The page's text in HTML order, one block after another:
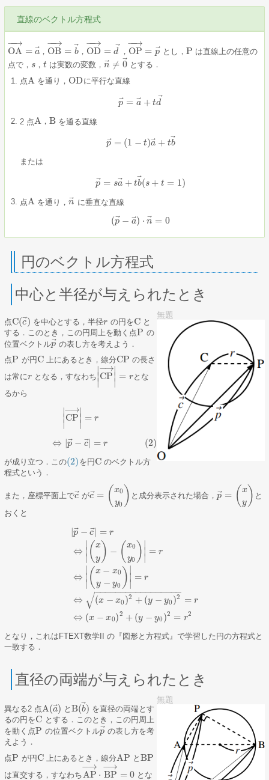
直線のベクトル方程式
OA
−→
−
= a
OA→=a→， OB
−→
−
= b
OB→= b→
， OD
−→
−
= d
OD→=d→ ， OP
−→
−
= p⃗
OP→= p→とし， P
P は直線上の任意の
点で， s ， t
s ， t は実数の変数，n⃗ ≠ 0⃗
n→≠ 0→とする．
点A
A を通り， OD
OD に平行な直線
p = a⃗ + td
p→= a→+ td→
2 点A ， B
A， B を通る直線
p⃗ = (1 − t)a + tb⃗
p →=( 1 −t) a→+ tb→
または
p = sa⃗ + tb⃗
(s + t = 1 )
p→ =s a→+tb→(s + t=1 )
点A
A を通り，n
n→に垂直な直線
(p ⃗− a⃗) ⋅ n⃗ = 0
(p→− a→) ⋅n →= 0
円のベクトル方程式
中心と半径が与えられたとき
無題
点C(c⃗
)
C(c→ )を中心とする，半径r
r の円をC
C と
する．このとき，この円周上を動く点P
P の
位置ベクトルp ⃗
p→の表し方を考えよう．
点P
P が円 C
C 上にあるとき，線分CP
CP の長さ
は常にr
r となる，すなわち
∣
∣
∣CP
−→∣
∣
∣ = r
| CP→ =r
とな
るから
∣
∣
∣CP
−→∣
∣
∣ = r
|CP →|= r
⇔ p⃗ − c⃗
| = r (2)
(2) ⇔|p → −c →| =r
が成り立つ．この(2)
(2) を円 C
C のベクトル方
程式という．
また，座標平面上でc
c →
がc⃗ = ( x0
y0 )
c →= (x y0 ) と成分表示された場合，p = ( x
y)
p→= x
と
おくと
p⃗ − c⃗
| = r
⇔
∣
∣
∣ ( x
y) − ( x0
y0 ) ∣
∣
∣ = r
⇔
∣
∣ ( x − x0
y − y0 ) ∣
∣ = r
⇔ (x − x0 )2 + (y − y0 )2
− −
−−−−−−−−−−−−−−−
√ = r
⇔ (x − x0)2 + (y − y0 )2 = r2
p→ − c→| ⇔|(x y ) −(x 0y
となり，これはFTEXT数学II の『図形と方程式』で学習した円の方程式と
一致する．
直径の両端が与えられたとき
無題
異なる2 点A(a⃗)
A(a→ と B(b⃗
)
B(b→ )を直径の両端とす
るの円をC
C とする．このとき，この円周上
を動く点P
P の位置ベクトルp⃗
p→の表し方を考
えよう．
点P
P が円C
C 上にあるとき，線分AP
AP とBP
BP
は直交する，すなわちAP
−→
⋅ BP
−→
= 0
AP→ BP→=0 とな